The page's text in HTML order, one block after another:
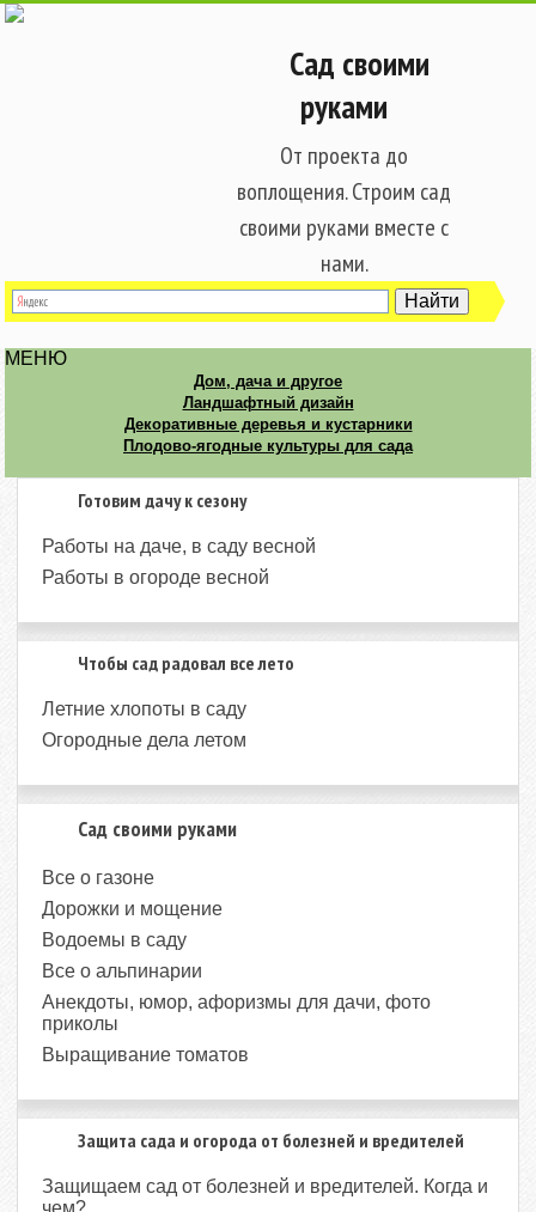
Сад своими
руками
От проекта до
воплощения. Строим сад
своими руками вместе с
нами.
МЕНЮ
Дом, дача и другое
Ландшафтный дизайн
Декоративные деревья и кустарники
Плодово-ягодные культуры для сада
Готовим дачу к сезону
Работы на даче, в саду весной
Работы в огороде весной
Чтобы сад радовал все лето
Летние хлопоты в саду
Огородные дела летом
Сад своими руками
Все о газоне
Дорожки и мощение
Водоемы в саду
Все о альпинарии
Анекдоты, юмор, афоризмы для дачи, фото
приколы
Выращивание томатов
Защита сада и огорода от болезней и вредителей
Защищаем сад от болезней и вредителей. Когда и
чем?